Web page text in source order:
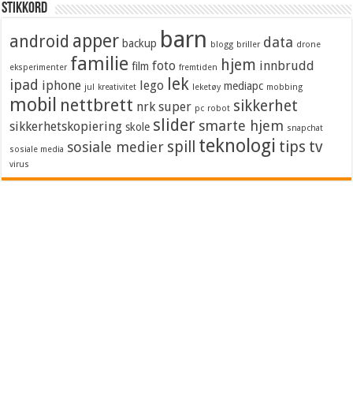
Stikkord
android apper backup barn blogg briller data drone
eksperimenter familie film foto fremtiden hjem innbrudd
ipad iphone jul kreativitet lego lek leketøy mediapc mobbing
mobil nettbrett nrk super pc robot sikkerhet
sikkerhetskopiering skole slider smarte hjem snapchat
sosiale media sosiale medier spill teknologi tips tv
virus